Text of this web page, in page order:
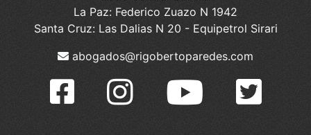
La Paz: Federico Zuazo N 1942
Santa Cruz: Las Dalias N 20 - Equipetrol Sirari
abogados@rigobertoparedes.com